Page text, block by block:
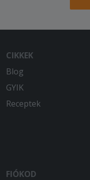
A pizza
kihozták.
sok, a 22
28 cm körüli
Minden
Kedvesek
CIKKEK
Blog
GYIK
Receptek
FIÓKOD